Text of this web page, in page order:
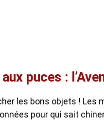
puces :
les bons objets ! Les
pour qui sait